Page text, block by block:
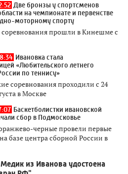
Две бронзы у спортсменов
на чемпионате и первенстве
моторному спорту
прошли в Кинешме с
Ивановка стала
«Любительского летнего
по теннису»
соревнования проходили с 24
в Москве
Баскетболистки ивановской
сбор в Подмосковье
черные провели первые
базе центра сборной России в
Медик из Иванова удостоена